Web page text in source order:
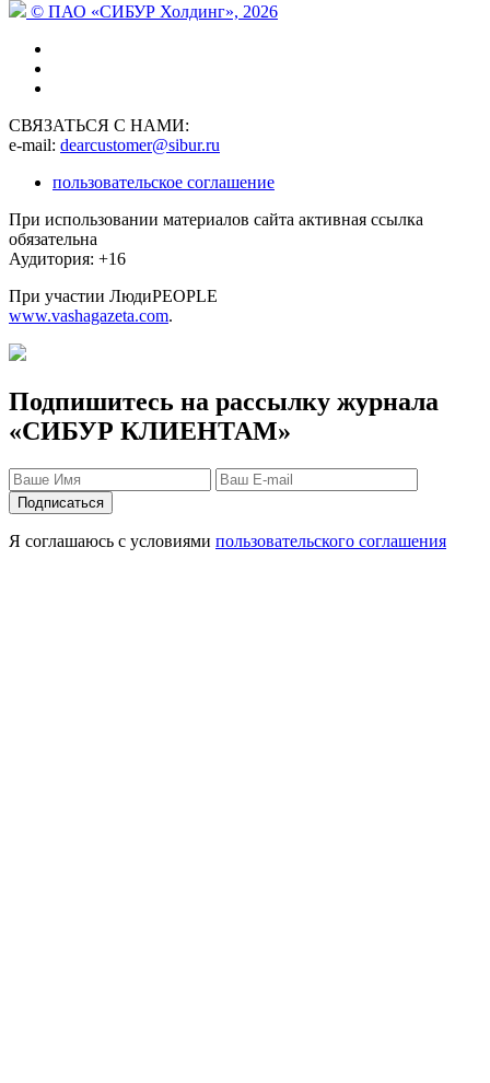
© ПАО «СИБУР Холдинг», 2026
СВЯЗАТЬСЯ С НАМИ:
e-mail: dearcustomer@sibur.ru
пользовательское соглашение
При использовании материалов сайта активная ссылка
обязательна
Аудитория: +16
При участии ЛюдиPEOPLE
www.vashagazeta.com.
Подпишитесь на рассылку журнала
«СИБУР КЛИЕНТАМ»
Я соглашаюсь с условиями пользовательского соглашения